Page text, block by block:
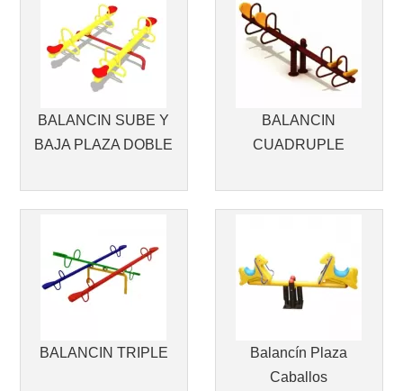
BALANCIN SUBE Y
BAJA PLAZA DOBLE
BALANCIN
CUADRUPLE
BALANCIN TRIPLE
Balancín Plaza
Caballos